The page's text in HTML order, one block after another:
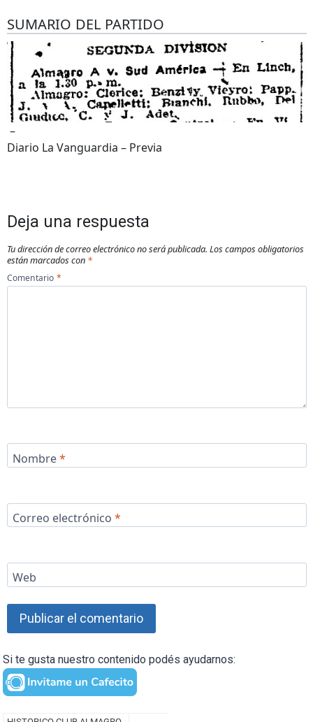
SUMARIO DEL PARTIDO
–
Diario La Vanguardia – Previa
Deja una respuesta
Tu dirección de correo electrónico no será publicada. Los campos obligatorios
están marcados con *
Comentario *
Nombre*
Correo electrónico *
Web
Si te gusta nuestro contenido podés ayudarnos: